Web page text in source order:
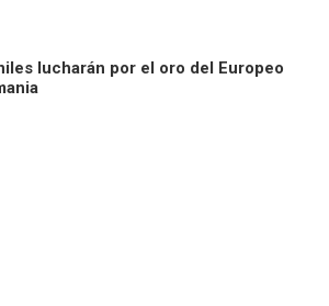
lucharán por el oro del Europeo